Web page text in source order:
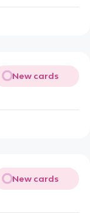
New cards
New cards